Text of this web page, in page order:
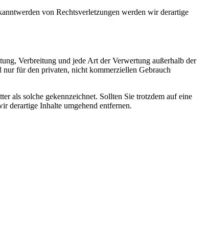
von Rechtsverletzungen werden wir derartige
Verbreitung und jede Art der Verwertung außerhalb der
für den privaten, nicht kommerziellen Gebrauch
als solche gekennzeichnet. Sollten Sie trotzdem auf eine
derartige Inhalte umgehend entfernen.